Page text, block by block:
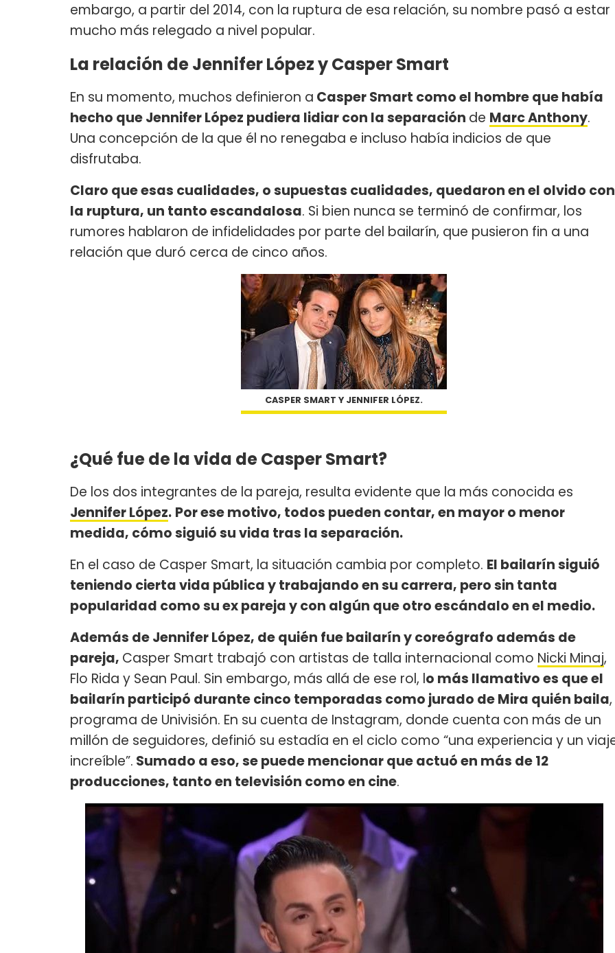
embargo, a partir del 2014, con la ruptura de esa relación, su nombre pasó a estar
mucho más relegado a nivel popular.
La relación de Jennifer López y Casper Smart
En su momento, muchos definieron a Casper Smart como el hombre que había
hecho que Jennifer López pudiera lidiar con la separación de Marc Anthony.
Una concepción de la que él no renegaba e incluso había indicios de que
disfrutaba.
Claro que esas cualidades, o supuestas cualidades, quedaron en el olvido con
la ruptura, un tanto escandalosa. Si bien nunca se terminó de confirmar, los
rumores hablaron de infidelidades por parte del bailarín, que pusieron fin a una
relación que duró cerca de cinco años.
CASPER SMART Y JENNIFER LÓPEZ.
¿Qué fue de la vida de Casper Smart?
De los dos integrantes de la pareja, resulta evidente que la más conocida es
Jennifer López. Por ese motivo, todos pueden contar, en mayor o menor
medida, cómo siguió su vida tras la separación.
En el caso de Casper Smart, la situación cambia por completo. El bailarín siguió
teniendo cierta vida pública y trabajando en su carrera, pero sin tanta
popularidad como su ex pareja y con algún que otro escándalo en el medio.
Además de Jennifer López, de quién fue bailarín y coreógrafo además de
pareja, Casper Smart trabajó con artistas de talla internacional como Nicki Minaj,
Flo Rida y Sean Paul. Sin embargo, más allá de ese rol, lo más llamativo es que el
bailarín participó durante cinco temporadas como jurado de Mira quién baila,
programa de Univisión. En su cuenta de Instagram, donde cuenta con más de un
millón de seguidores, definió su estadía en el ciclo como “una experiencia y un
increíble”. Sumado a eso, se puede mencionar que actuó en más de 12
producciones, tanto en televisión como en cine.